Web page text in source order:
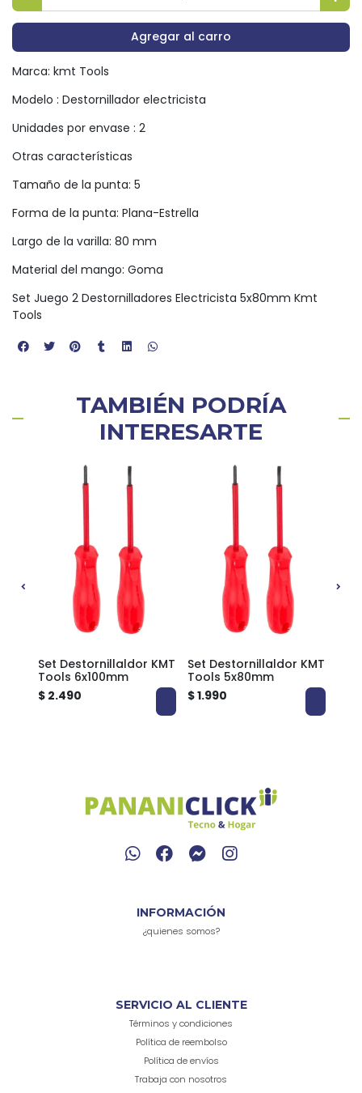
Agregar al carro
Marca: kmt Tools
Modelo : Destornillador electricista
Unidades por envase : 2
Otras características
Tamaño de la punta: 5
Forma de la punta: Plana-Estrella
Largo de la varilla: 80 mm
Material del mango: Goma
Set Juego 2 Destornilladores Electricista 5x80mm Kmt
Tools
TAMBIÉN PODRÍA
INTERESARTE
Set Destornillaldor KMT
Tools 6x100mm
$ 2.490
Set Destornillaldor KMT
Tools 5x80mm
$ 1.990
INFORMACIÓN
¿quienes somos?
SERVICIO AL CLIENTE
Términos y condiciones
Política de reembolso
Política de envíos
Trabaja con nosotros